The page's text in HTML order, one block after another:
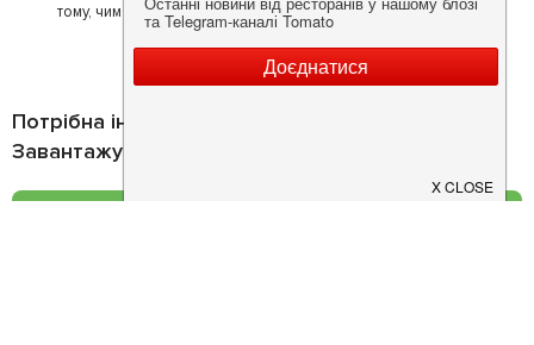
тому, чим він любить займатися більше всього - смачній їжі.
Потрібна інформація про заклад?
Завантажуйте додаток!